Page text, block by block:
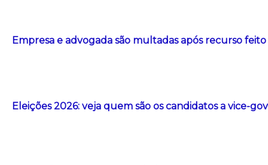
Empresa e advogada são multadas após recurso
Eleições 2026: veja quem são os candidatos a vice-